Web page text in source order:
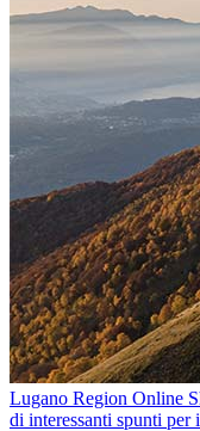
Lugano Region Online
di interessanti spunti